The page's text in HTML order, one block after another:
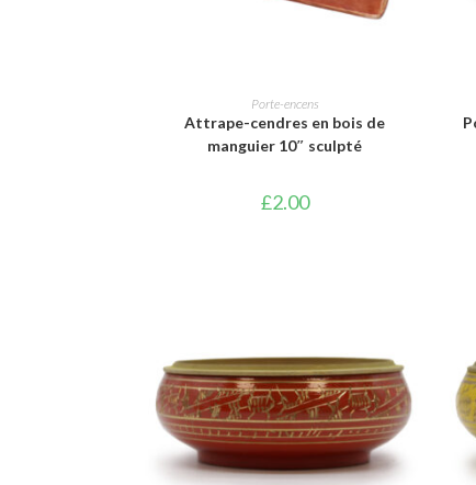
AJOUTER AU PANIER
Porte-encens
Attrape-cendres en bois de
manguier 10″ sculpté
£2.00